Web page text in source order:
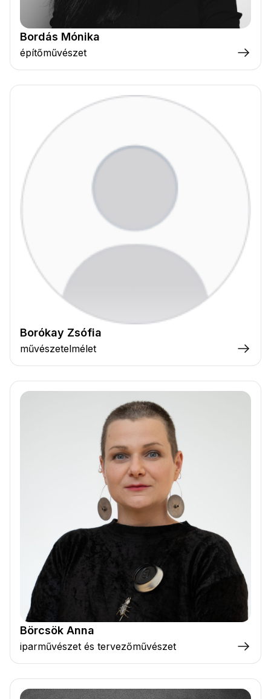
Bordás Mónika
építőművészet
Borókay Zsófia
művészetelmélet
Börcsök Anna
iparművészet és tervezőművészet